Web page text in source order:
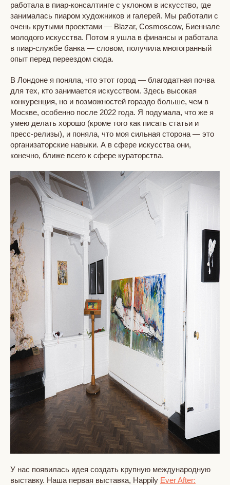
работала в пиар-консалтинге с уклоном в искусство, где
занималась пиаром художников и галерей. Мы работали с
очень крутыми проектами — Blazar, Cosmoscow, Биеннале
молодого искусства. Потом я ушла в финансы и работала
в пиар-службе банка — словом, получила многогранный
опыт перед переездом сюда.
В Лондоне я поняла, что этот город — благодатная почва
для тех, кто занимается искусством. Здесь высокая
конкуренция, но и возможностей гораздо больше, чем в
Москве, особенно после 2022 года. Я подумала, что же я
умею делать хорошо (кроме того как писать статьи и
пресс-релизы), и поняла, что моя сильная сторона — это
организаторские навыки. А в сфере искусства они,
конечно, ближе всего к сфере кураторства.
У нас появилась идея создать крупную международную
выставку. Наша первая выставка, Happily Ever After: